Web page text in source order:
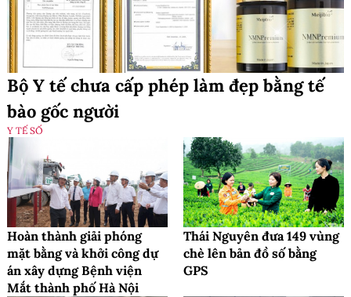
Bộ Y tế chưa cấp phép làm đẹp bằng tế
bào gốc người
Y TẾ SỐ
Hoàn thành giải phóng
mặt bằng và khởi công dự
án xây dựng Bệnh viện
Mắt thành phố Hà Nội
Thái Nguyên đưa 149 vùng
chè lên bản đồ số bằng
GPS